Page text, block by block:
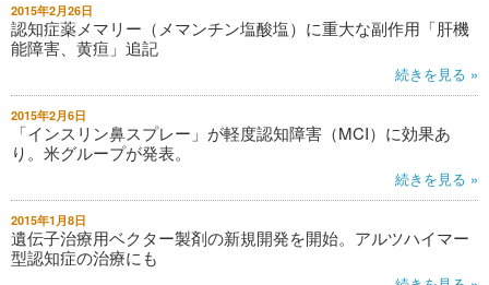
2015年2月26日
認知症薬メマリー（メマンチン塩酸塩）に重大な副作用「肝機
能障害、黄疸」追記
続きを見る »
2015年2月6日
「インスリン鼻スプレー」が軽度認知障害（MCI）に効果あ
り。米グループが発表。
続きを見る »
2015年1月8日
遺伝子治療用ベクター製剤の新規開発を開始。アルツハイマー
型認知症の治療にも